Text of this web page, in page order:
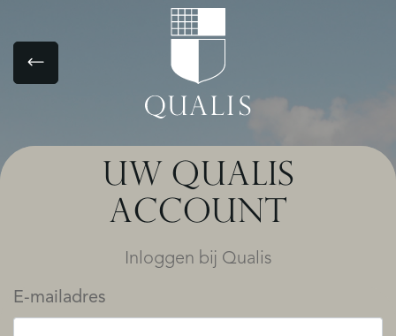
UW QUALIS
ACCOUNT
Inloggen bij Qualis
E-mailadres